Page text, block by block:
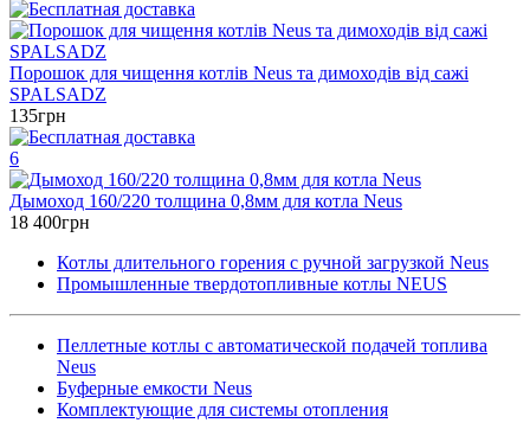
Порошок для чищення котлів Neus та димоходів від сажі
SPALSADZ
135грн
6
Дымоход 160/220 толщина 0,8мм для котла Neus
18 400грн
Котлы длительного горения с ручной загрузкой Neus
Промышленные твердотопливные котлы NEUS
Пеллетные котлы с автоматической подачей топлива
Neus
Буферные емкости Neus
Комплектующие для системы отопления